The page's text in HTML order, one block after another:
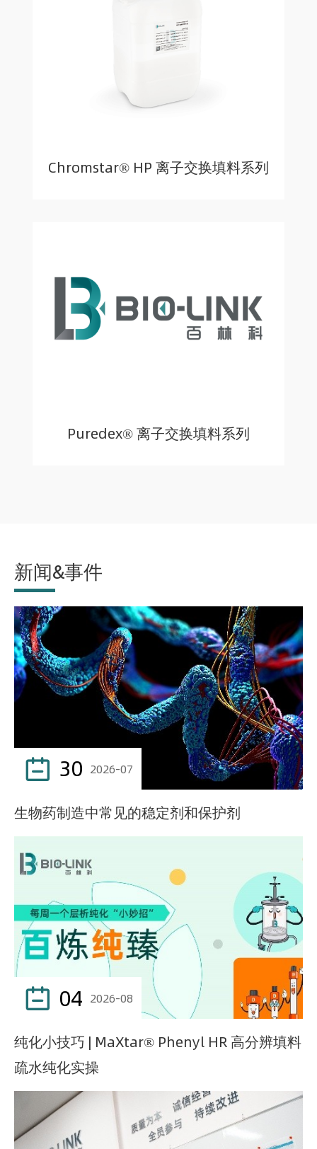
Chromstar® HP 离子交换填料系列
Puredex® 离子交换填料系列
新闻&事件
 30 2026-07
生物药制造中常见的稳定剂和保护剂
 04 2026-08
纯化小技巧 | MaXtar® Phenyl HR 高分辨填料
疏水纯化实操